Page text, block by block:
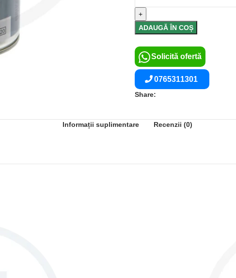
ADAUGĂ ÎN COȘ
Solicită ofertă
0765311301
Share:
Informații suplimentare Recenzii (0)